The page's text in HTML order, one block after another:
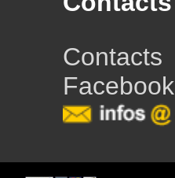
Contacts
Facebook